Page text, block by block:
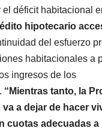
el déficit habitacional
hipotecario
del esfuerzo
habitacionales a
ingresos de los
“Mientras tanto, la
va a dejar de hacer
cuotas adecuadas